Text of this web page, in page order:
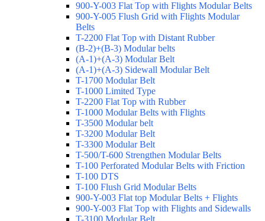
900-Y-003 Flat Top with Flights Modular Belts
900-Y-005 Flush Grid with Flights Modular
Belts
T-2200 Flat Top with Distant Rubber
(B-2)+(B-3) Modular belts
(A-1)+(A-3) Modular Belt
(A-1)+(A-3) Sidewall Modular Belt
T-1700 Modular Belt
T-1000 Limited Type
T-2200 Flat Top with Rubber
T-1000 Modular Belts with Flights
T-3500 Modular belt
T-3200 Modular Belt
T-3300 Modular Belt
T-500/T-600 Strengthen Modular Belts
T-100 Perforated Modular Belts with Friction
T-100 DTS
T-100 Flush Grid Modular Belts
900-Y-003 Flat top Modular Belts + Flights
900-Y-003 Flat Top with Flights and Sidewalls